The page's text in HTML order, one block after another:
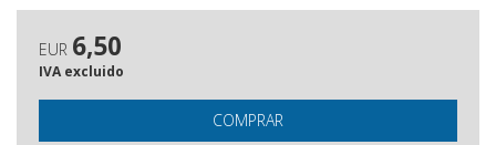
EUR 6,50
IVA excluido
COMPRAR